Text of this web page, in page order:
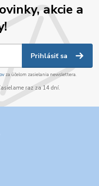
akcie a
Prihlásiť sa
za účelom zasielania newslettera.
raz za 14 dní.